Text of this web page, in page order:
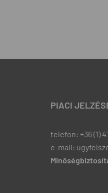
PIACI
telefon: +36 (1)
e-mail: